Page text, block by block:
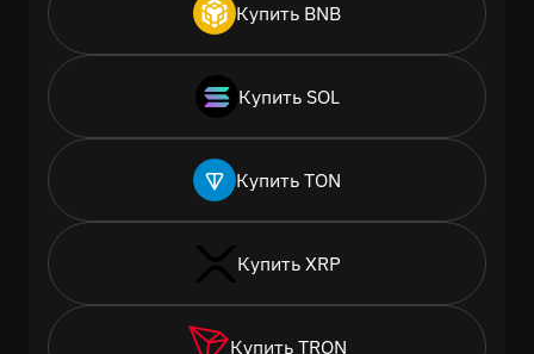
Купить BNB
Купить SOL
Купить TON
Купить XRP
Купить TRON